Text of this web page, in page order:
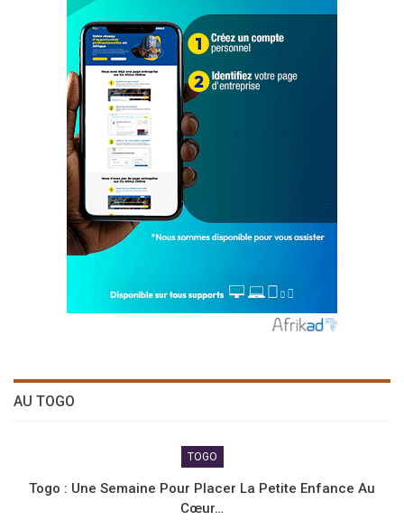
AU TOGO
TOGO
Togo : Une Semaine Pour Placer La Petite Enfance Au
Cœur…